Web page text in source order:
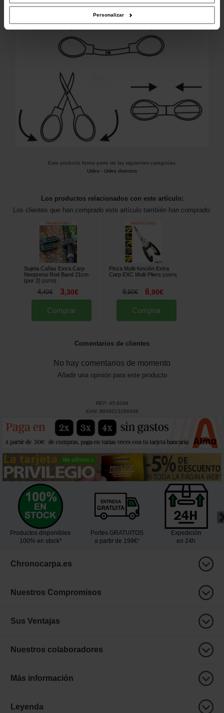
Personalizar
Este producto forma parte de las siguientes categorías:
Utiles - Utiles diversos
Los productos relacionados con este artículo:
Los clientes que han comprado este artículo también han comprado:
Sujeta Cañas Extra Carp
Neopreno Rod Band 21cm
(por 2)
[232702]
4,40€ 3,30€
Comprar
Pinza Multi-función Extra
Carp EXC Multi Pliers
[232974]
8,90€ 6,90€
Comprar
Comentarios de clientes
No hay comentarios de momento
Añadir una opinión para este producto
REF: 45-6046
EAN: 8606013286046
Productos disponibles
100% en stock³
Portes GRATUITOS
a partir de 199€¹
Expedición
en 24h
Chronocarpa.es
Nuestros Compromisos
Sus Ventajas
Nuestros colaboradores
Más información
Leyenda